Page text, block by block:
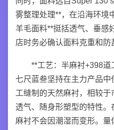
雾整理处理**，在沿海环境
羊毛面料**挺括透气、垂感
店时务必确认面料克重和防
**工艺：半麻衬+398道
七尺蓝叁坚持在主力产品
工缝制的天然麻衬，相较
透气、随身形塑型的特性
麻衬不会因潮湿而变形。